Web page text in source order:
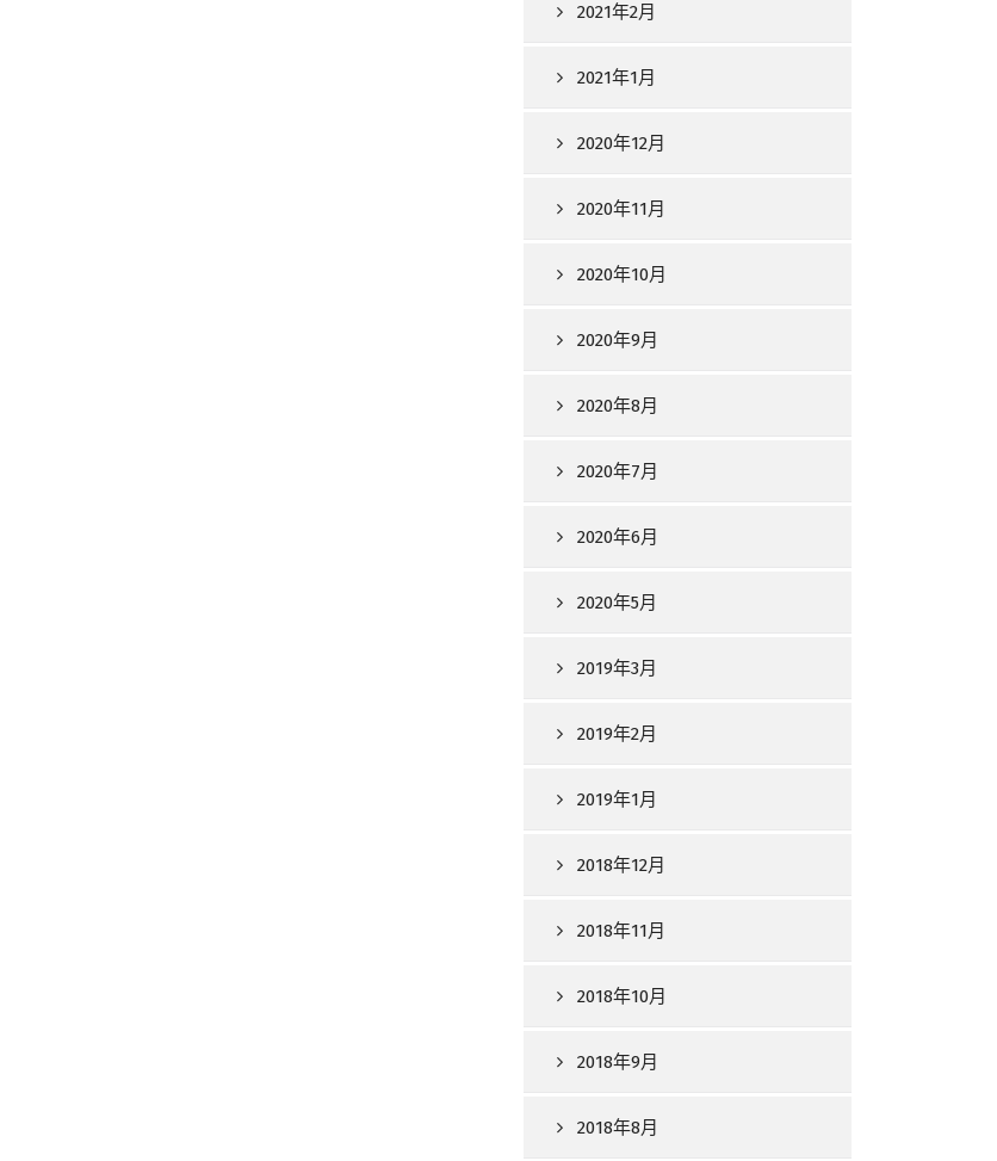
2021年2月
2021年1月
2020年12月
2020年11月
2020年10月
2020年9月
2020年8月
2020年7月
2020年6月
2020年5月
2019年3月
2019年2月
2019年1月
2018年12月
2018年11月
2018年10月
2018年9月
2018年8月